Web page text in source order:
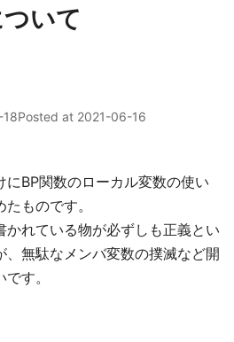
いて
Posted at 2021-06-16
にBP関数のローカル変数の使い
ものです。
かれている物が必ずしも正義とい
、無駄なメンバ変数の撲滅など開
す。